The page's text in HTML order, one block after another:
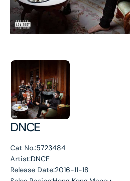
DNCE
Cat No.:5723484
Artist:DNCE
Release Date:2016-11-18